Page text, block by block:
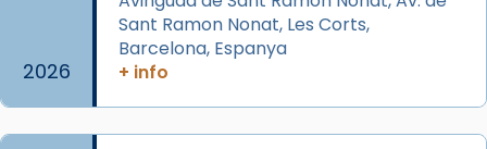
apòstol màrtir, decapitat a Jerusalem per
Herodes Agripa (vers l'any 44).
Patró de Galícia, després de les invasions
musulmanes fou venerat com a patró dels
Regnes castellans i més tard de tota
2026
Sant Ramon Nonat, Les Corts,
Barcelona, Espanya
+ info